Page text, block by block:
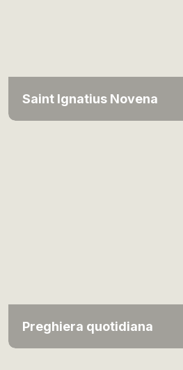
Saint Ignatius Novena
Preghiera quotidiana